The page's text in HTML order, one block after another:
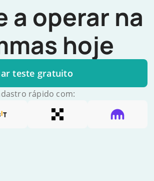
a operar na
hoje
teste gratuito
rápido com: